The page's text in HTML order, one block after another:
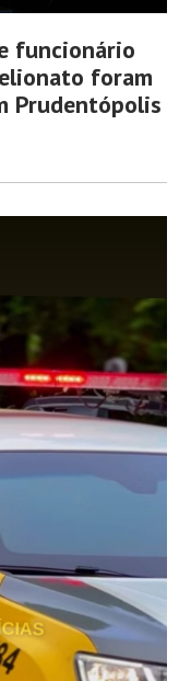
funcionário
foram
Prudentópolis